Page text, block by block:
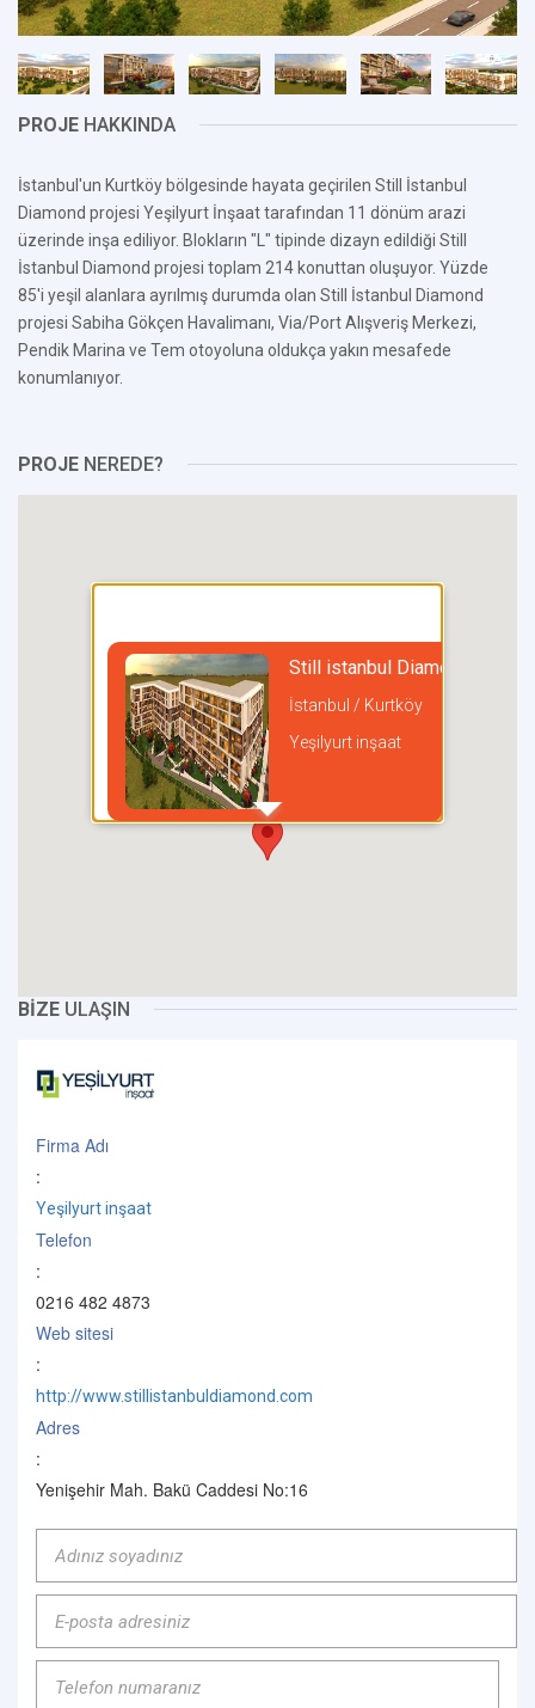
PROJE HAKKINDA
İstanbul'un Kurtköy bölgesinde hayata geçirilen Still İstanbul
Diamond projesi Yeşilyurt İnşaat tarafından 11 dönüm arazi
üzerinde inşa ediliyor. Blokların "L" tipinde dizayn edildiği Still
İstanbul Diamond projesi toplam 214 konuttan oluşuyor. Yüzde
85'i yeşil alanlara ayrılmış durumda olan Still İstanbul Diamond
projesi Sabiha Gökçen Havalimanı, Via/Port Alışveriş Merkezi,
Pendik Marina ve Tem otoyoluna oldukça yakın mesafede
konumlanıyor.
PROJE NEREDE?
Still istanbul Diamond
İstanbul / Kurtköy
Yeşilyurt inşaat
BİZE ULAŞIN
Firma Adı
:
Yeşilyurt inşaat
Telefon
:
0216 482 4873
Web sitesi
:
http://www.stillistanbuldiamond.com
Adres
:
Yenişehir Mah. Bakü Caddesi No:16